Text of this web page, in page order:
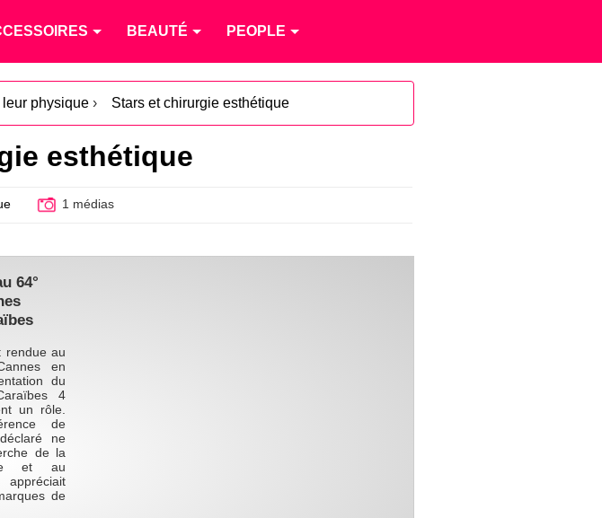
BEAUTÉ PEOPLE
leur physique › Stars et chirurgie esthétique
esthétique
1 médias
64°
rendue au
en
du
4
un rôle.
de
ne
de la
et au
de